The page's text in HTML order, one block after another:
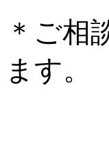
＊ご相
ます。